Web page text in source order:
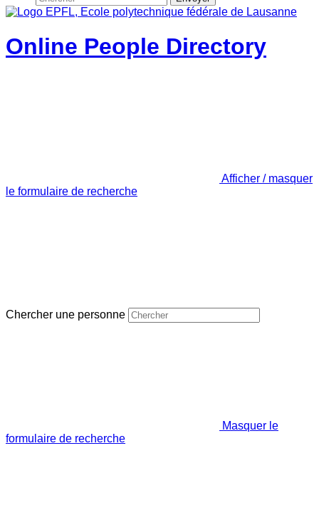
Online People Directory
Afficher / masquer
le formulaire de recherche
Chercher une personne
Masquer le
formulaire de recherche